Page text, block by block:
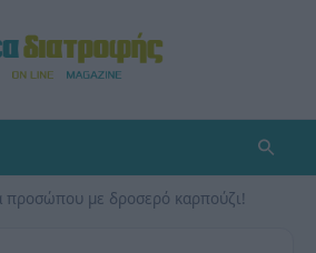
με δροσερό καρπούζι!